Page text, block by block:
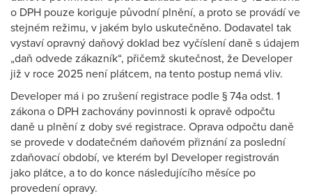
o DPH pouze koriguje původní plnění, a proto se provádí ve
stejném režimu, v jakém bylo uskutečněno. Dodavatel tak
vystaví opravný daňový doklad bez vyčíslení daně s údajem
„daň odvede zákazník“, přičemž skutečnost, že Developer
již v roce 2025 není plátcem, na tento postup nemá vliv.
Developer má i po zrušení registrace podle § 74a odst. 1
zákona o DPH zachovány povinnosti k opravě odpočtu
daně u plnění z doby své registrace. Oprava odpočtu daně
se provede v dodatečném daňovém přiznání za poslední
zdaňovací období, ve kterém byl Developer registrován
jako plátce, a to do konce následujícího měsíce po
provedení opravy.